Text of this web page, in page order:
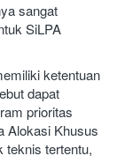
sangat
SiLPA
ketentuan
dapat
prioritas
Alokasi Khusus
teknis tertentu,